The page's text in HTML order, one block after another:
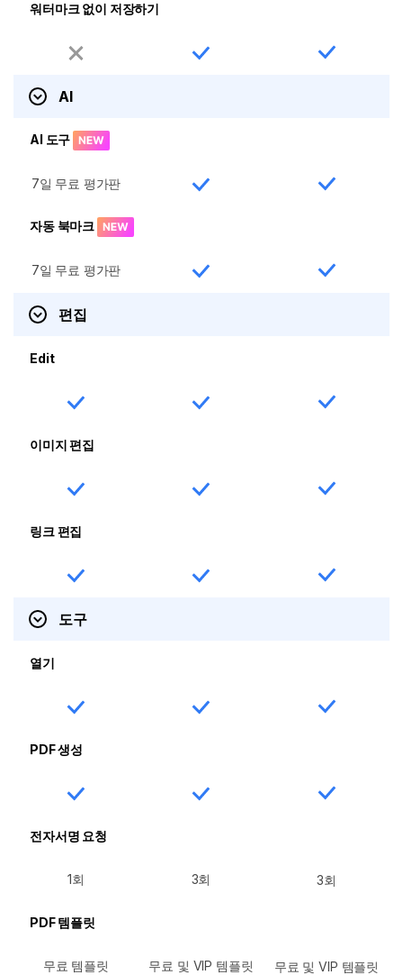
워터마크 없이 저장하기
AI
AI 도구
7일 무료 평가판
자동 북마크
7일 무료 평가판
편집
Edit
이미지 편집
링크 편집
도구
열기
PDF 생성
전자서명 요청
1회 3회 3회
PDF 템플릿
무료 템플릿 무료 및 VIP 템플릿 무료 및 VIP 템플릿